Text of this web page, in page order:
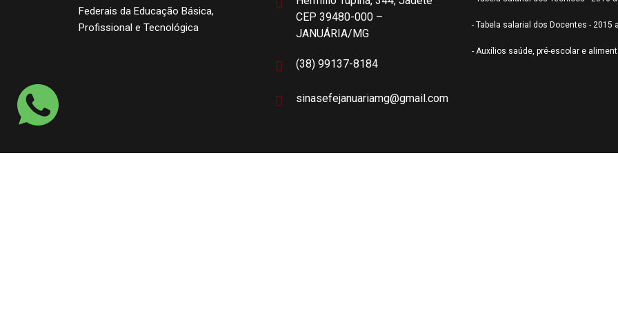
Federais da Educação Básica,
Profissional e Tecnológica
CEP 39480-000 –
JANUÁRIA/MG
(38) 99137-8184
sinasefejanuariamg@gmail.com
- Tabela salarial dos Docentes - 2015
- Auxílios saúde, pré-escolar e